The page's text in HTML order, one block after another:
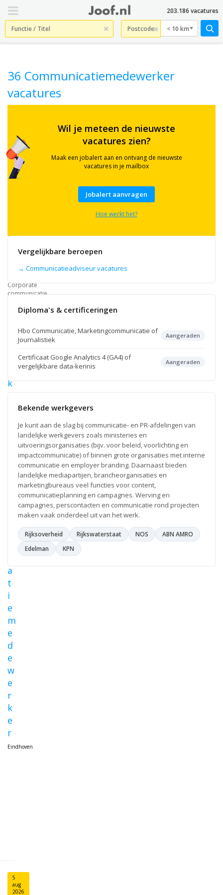
< 10 km
203.186 vacatures
36 Communicatiemedewerker
vacatures
actuele
Communicatiemedewerker
vacatures
heel
Communicatieadviseur,
medewerker,
marketeer
Corporate
communicatie.
aug
2026
M
k
e
a
t
i
e
m
e
d
e
w
e
r
k
e
r
Eindhoven
5
aug
2026
Wil je meteen de nieuwste
vacatures zien?
Maak een jobalert aan en ontvang de nieuwste
vacatures in je mailbox
Jobalert aanvragen
Hoe werkt het?
Vergelijkbare beroepen
→ Communicatieadviseur vacatures
Diploma's & certificeringen
Hbo Communicatie, Marketingcommunicatie of
Journalistiek
Aangeraden
Certificaat Google Analytics 4 (GA4) of
vergelijkbare data-kennis
Aangeraden
Bekende werkgevers
Je kunt aan de slag bij communicatie- en PR-afdelingen van
landelijke werkgevers zoals ministeries en
uitvoeringsorganisaties (bijv. voor beleid, voorlichting en
impactcommunicatie) of binnen grote organisaties met interne
communicatie en employer branding. Daarnaast bieden
landelijke mediapartijen, brancheorganisaties en
marketingbureaus veel functies voor content,
communicatieplanning en campagnes. Werving en
campagnes, perscontacten en communicatie rond projecten
maken vaak onderdeel uit van het werk.
Rijksoverheid Rijkswaterstaat NOS
ABN AMRO
Edelman
KPN